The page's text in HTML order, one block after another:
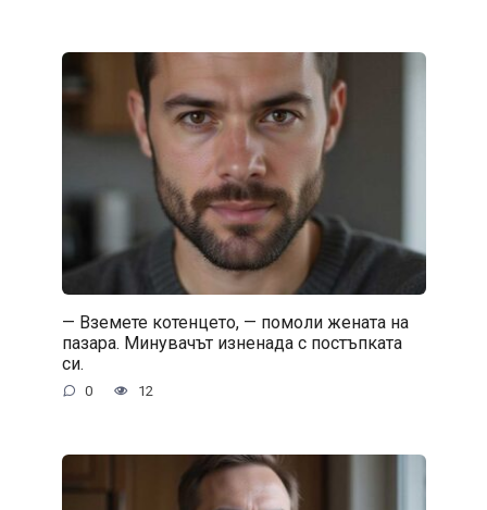
— Вземете котенцето, — помоли жената на
пазара. Минувачът изненада с постъпката
си.
0 12